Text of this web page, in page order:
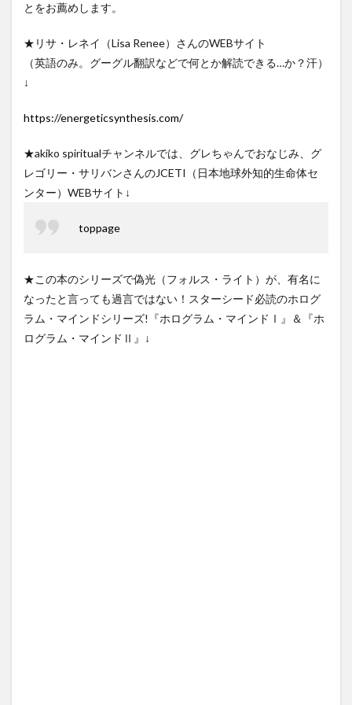
とをお薦めします。
★リサ・レネイ（Lisa Renee）さんのWEBサイト
（英語のみ。グーグル翻訳などで何とか解読できる…か？汗）
↓
https://energeticsynthesis.com/
★akiko spiritualチャンネルでは、グレちゃんでおなじみ、グ
レゴリー・サリバンさんのJCETI（日本地球外知的生命体セ
ンター）WEBサイト↓
toppage
★この本のシリーズで偽光（フォルス・ライト）が、有名に
なったと言っても過言ではない！スターシード必読のホログ
ラム・マインドシリーズ!『ホログラム・マインドⅠ』＆『ホ
ログラム・マインドⅡ』↓